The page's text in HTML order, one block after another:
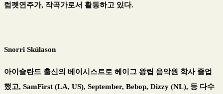
럼펫연주가, 작곡가로서 활동하고 있다.
Snorri Skúlason
아이슬란드 출신의 베이시스트로 헤이그 왕립 음악원 학사 졸업
했고, SamFirst (LA, US), September, Bebop, Dizzy (NL), 등 다수